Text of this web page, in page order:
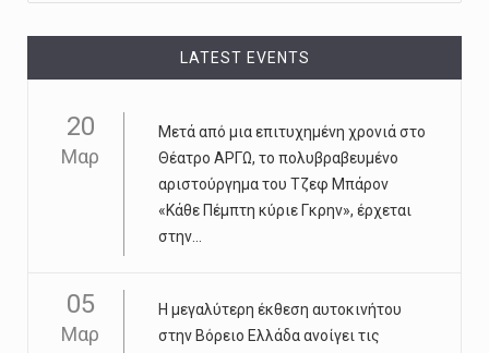
LATEST EVENTS
20
Μαρ
Μετά από μια επιτυχημένη χρονιά στο
Θέατρο ΑΡΓΩ, το πολυβραβευμένο
αριστούργημα του Τζεφ Μπάρον
«Κάθε Πέμπτη κύριε Γκρην», έρχεται
στην...
05
Μαρ
Η μεγαλύτερη έκθεση αυτοκινήτου
στην Βόρειο Ελλάδα ανοίγει τις